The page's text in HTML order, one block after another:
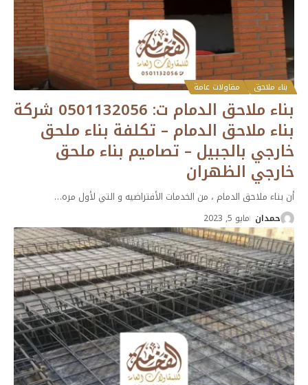
بناء ملاحق مقاولات عامة
بناء ملاحق الدمام ت: 0501132056 شركة
بناء ملاحق الدمام – تكلفة بناء ملحق
خارجي بالجبيل – تصاميم بناء ملحق
خارجي الظهران
أن بناء ملاحق الدمام ، من الخدمات الأفتراضيه و التي لأول مره…
حمدان مايو 5, 2023